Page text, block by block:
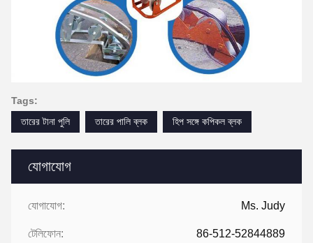
যোগাযোগ
যোগাযোগ: Ms. Judy
টেলিফোন: 86-512-52844889
Tags:
তারের টানা পুলি
তারের পালি ব্লক হিপ সঙ্গে কপিকল ব্লক